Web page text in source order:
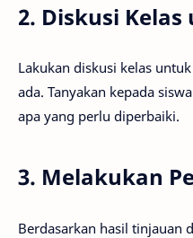
2. Diskusi
Lakukan diskusi kelas
ada. Tanyakan kepada
apa yang perlu diperbaiki.
3. Melakukan
Berdasarkan hasil tinjauan